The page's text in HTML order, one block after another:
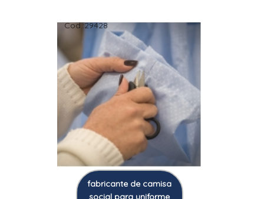
Cod.:29428
fabricante de camisa
social para uniforme